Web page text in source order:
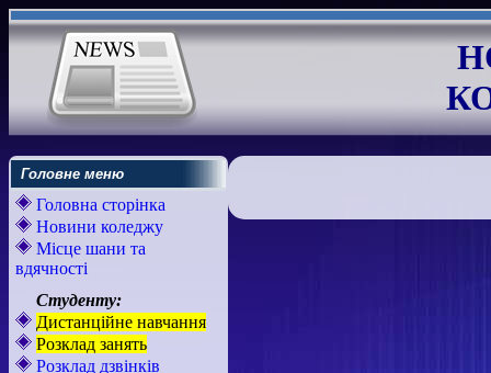
Головне меню
Головна сторінка
Новини коледжу
Місце шани та
вдячності
Студенту:
Дистанційне навчання
Розклад занять
Розклад дзвінків